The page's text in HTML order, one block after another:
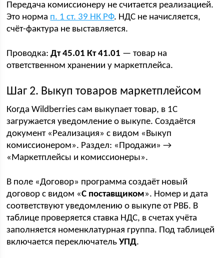
Передача комиссионеру не считается реализацией.
Это норма п. 1 ст. 39 НК РФ. НДС не начисляется,
счёт-фактура не выставляется.
Проводка:Дт 45.01 Кт 41.01 — товар на
ответственном хранении у маркетплейса.
Шаг 2. Выкуп товаров маркетплейсом
Когда Wildberries сам выкупает товар, в 1С
загружается уведомление о выкупе. Создаётся
документ «Реализация» с видом «Выкуп
комиссионером». Раздел: «Продажи» →
«Маркетплейсы и комиссионеры».
В поле «Договор» программа создаёт новый
договор с видом «С поставщиком». Номер и дата
соответствуют уведомлению о выкупе от РВБ. В
таблице проверяется ставка НДС, в счетах учёта
заполняется номенклатурная группа. Под таблицей
включается переключательУПД.